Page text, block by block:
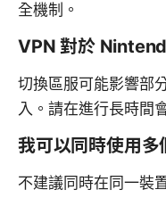
全機制。
VPN 對於
切換區服可能影響部
入。請在進行長時間
我可以同時使用
不建議同時在同一裝